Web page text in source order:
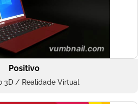
Positivo
3D / Realidade Virtual